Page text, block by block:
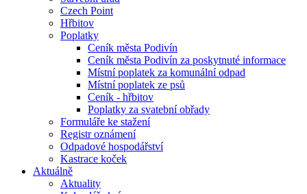
Czech Point
Hřbitov
Poplatky
Ceník města Podivín
Ceník města Podivín za poskytnuté informace
Místní poplatek za komunální odpad
Místní poplatek ze psů
Ceník - hřbitov
Poplatky za svatební obřady
Formuláře ke stažení
Registr oznámení
Odpadové hospodářství
Kastrace koček
Aktuálně
Aktuality